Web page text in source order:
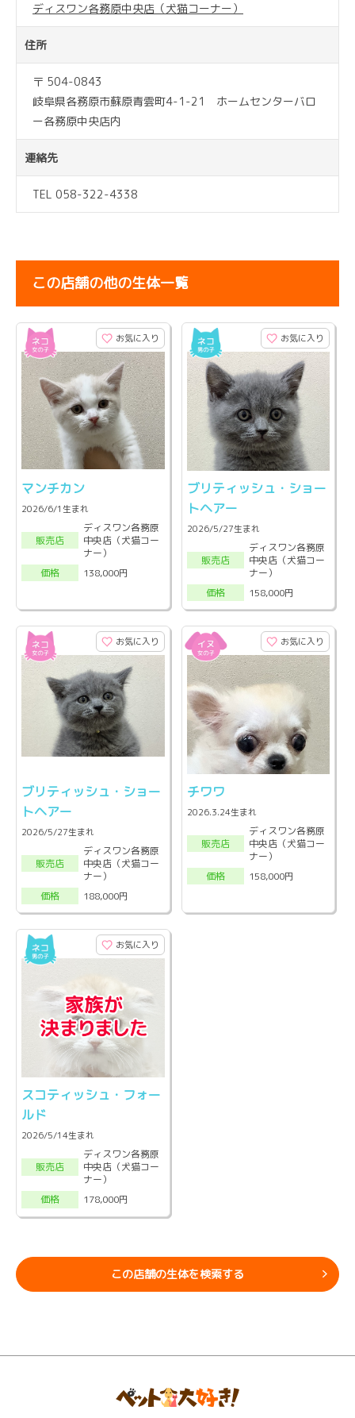
ディスワン各務原中央店（犬猫コーナー）
住所
〒 504-0843
岐阜県各務原市蘇原青雲町4-1-21 ホームセンターバロ
ー各務原中央店内
連絡先
TEL 058-322-4338
この店舗の他の生体一覧
お気に入り
マンチカン
2026/6/1生まれ
販売店
ディスワン各務原
中央店（犬猫コー
ナー）
価格
138,000円
お気に入り
ブリティッシュ・ショー
トヘアー
2026/5/27生まれ
販売店
ディスワン各務原
中央店（犬猫コー
ナー）
価格
158,000円
お気に入り
ブリティッシュ・ショー
トヘアー
2026/5/27生まれ
販売店
ディスワン各務原
中央店（犬猫コー
ナー）
価格
188,000円
お気に入り
チワワ
2026.3.24生まれ
販売店
ディスワン各務原
中央店（犬猫コー
ナー）
価格
158,000円
お気に入り
スコティッシュ・フォー
ルド
2026/5/14生まれ
販売店
ディスワン各務原
中央店（犬猫コー
ナー）
価格
178,000円
この店舗の生体を検索する